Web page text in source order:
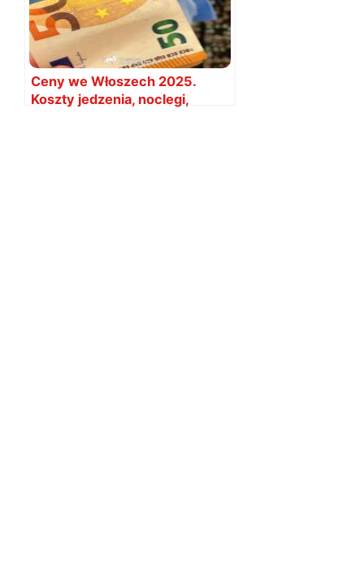
Ceny we Włoszech 2025.
Koszty jedzenia, noclegi,